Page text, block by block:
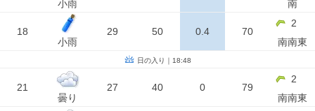
小雨
南
18
小雨
29 50 0.4 70
2
南南東
日の入り｜18:48
21
曇り
27 40 0 79
2
南南東